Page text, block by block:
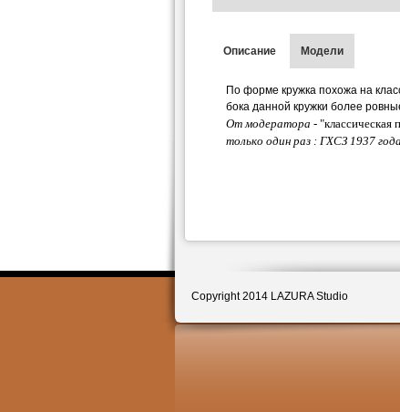
Описание Модели
По форме кружка похожа на
бока данной кружки более
От модератора - "
только один раз : ГХСЗ 1937
Copyright 2014 LAZURA Studio